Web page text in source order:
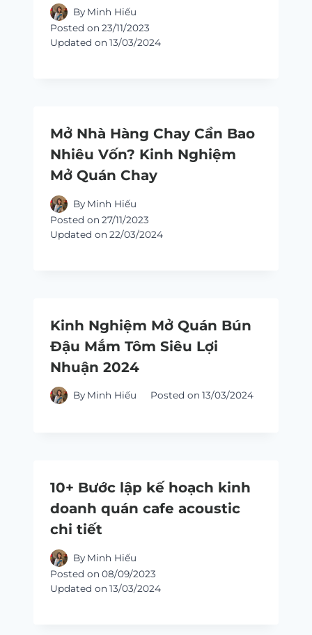
By Minh Hiếu
Posted on 23/11/2023
Updated on 13/03/2024
Mở Nhà Hàng Chay Cần Bao
Nhiêu Vốn? Kinh Nghiệm
Mở Quán Chay
By Minh Hiếu
Posted on 27/11/2023
Updated on 22/03/2024
Kinh Nghiệm Mở Quán Bún
Đậu Mắm Tôm Siêu Lợi
Nhuận 2024
By Minh Hiếu Posted on 13/03/2024
10+ Bước lập kế hoạch kinh
doanh quán cafe acoustic
chi tiết
By Minh Hiếu
Posted on 08/09/2023
Updated on 13/03/2024